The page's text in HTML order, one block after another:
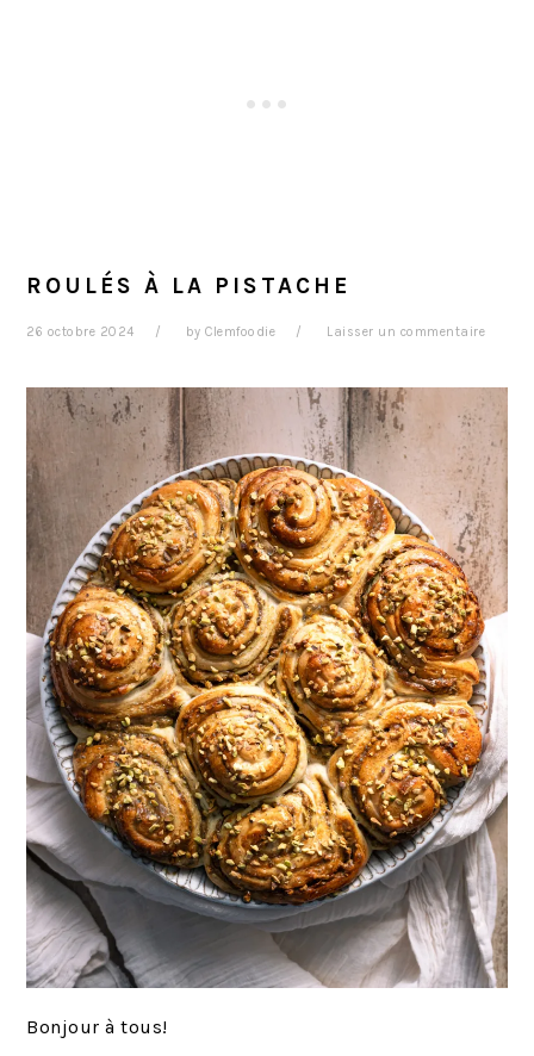
ROULÉS À LA PISTACHE
26 octobre 2024 byClemfoodie Laisser un commentaire
Bonjour à tous!